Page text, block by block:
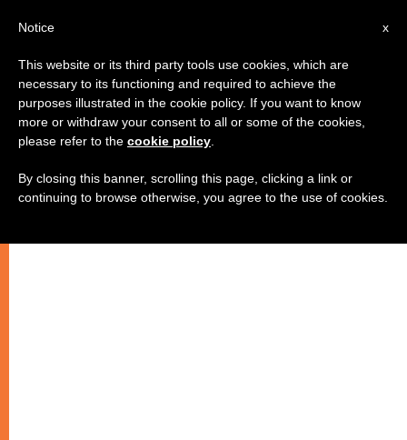
x
Notice
This website or its third party tools use cookies, which are
necessary to its functioning and required to achieve the
purposes illustrated in the cookie policy. If you want to know
more or withdraw your consent to all or some of the cookies,
please refer to the cookie policy
By closing this banner, scrolling this page, clicking a link or
continuing to browse otherwise, you agree to the use of cookies.